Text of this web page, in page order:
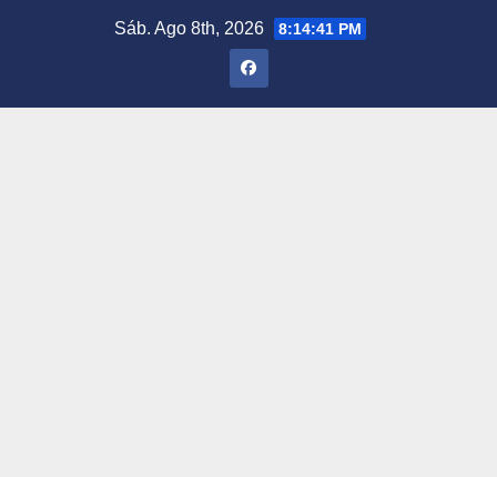
Sáb. Ago 8th, 2026 8:14:42 PM